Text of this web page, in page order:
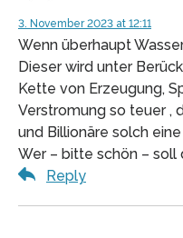
3. November 2023 at 12:11
Wenn überhaupt
Dieser wird unter
Kette von Erzeugung,
Verstromung so teuer ,
und Billionäre solch
Wer – bitte schön – soll
Reply